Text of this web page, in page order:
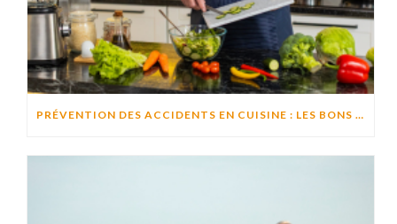
PRÉVENTION DES ACCIDENTS EN CUISINE : LES BONS RÉFLEXES POUR CUISINER EN TOUTE SÉCURITÉ